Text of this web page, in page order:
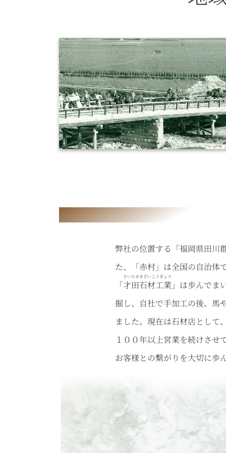
弊社の位置する「福岡県田川
た、「赤村」は全国の自治体
「才田石材工業
さいたせきざいこうぎょう
」は歩んでま
掘し、自社で手加工の後、馬
ました。現在は石材店として
１００年以上営業を続けさせ
お客様との繋がりを大切に歩